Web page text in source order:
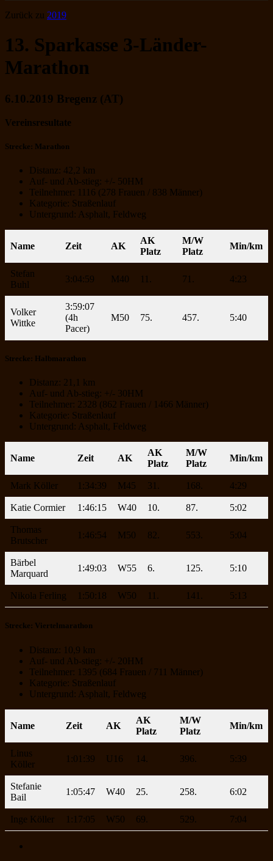
Zurück zu 2019
13. Sparkasse 3-Länder-
Marathon
6.10.2019 Bregenz (AT)
Vereinsresultate
Strecke: Marathon
Distanz: 42,2 km
Auf- und Ab-stieg: +/- 50HM
Teilnehmer: 1116 (278 Frauen / 838 Männer)
Kategorie: Straßenlauf
Untergrund: Asphalt, Feldweg
Name Zeit AK
AK
Platz
M/W
Platz
Min/km
Stefan
Buhl
3:04:59 M40 11. 71. 4:23
Volker
Wittke
3:59:07
(4h
Pacer)
M50 75. 457. 5:40
Strecke: Halbmarathon
Distanz: 21,1 km
Auf- und Ab-stieg: +/- 30HM
Teilnehmer: 2328 (862 Frauen / 1466 Männer)
Kategorie: Straßenlauf
Untergrund: Asphalt, Feldweg
Name Zeit AK
AK
Platz
M/W
Platz
Min/km
Mark Köller 1:34:39 M45 31. 168. 4:29
Katie Cormier 1:46:15 W40 10. 87. 5:02
Thomas
Brutscher
1:46:54 M50 82. 553. 5:04
Bärbel
Marquard
1:49:03 W55 6. 125. 5:10
Nikola Ferling 1:50:18 W50 11. 141. 5:13
Strecke: Viertelmarathon
Distanz: 10,9 km
Auf- und Ab-stieg: +/- 20HM
Teilnehmer: 1395 (684 Frauen / 711 Männer)
Kategorie: Straßenlauf
Untergrund: Asphalt, Feldweg
Name Zeit AK
AK
Platz
M/W
Platz
Min/km
Linus
Köller
1:01:39 U16 14. 396. 5:39
Stefanie
Bail
1:05:47 W40 25. 258. 6:02
Inge Köller 1:17:05 W50 69. 529. 7:04